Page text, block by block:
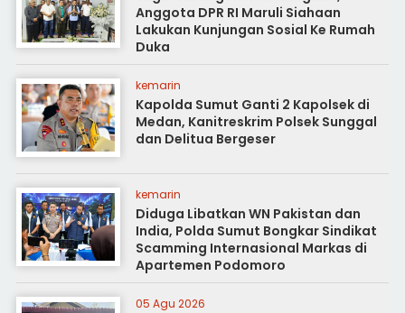
Anggota DPR RI Maruli Siahaan
Lakukan Kunjungan Sosial Ke Rumah
Duka
kemarin
Kapolda Sumut Ganti 2 Kapolsek di
Medan, Kanitreskrim Polsek Sunggal
dan Delitua Bergeser
kemarin
Diduga Libatkan WN Pakistan dan
India, Polda Sumut Bongkar Sindikat
Scamming Internasional Markas di
Apartemen Podomoro
05 Agu 2026